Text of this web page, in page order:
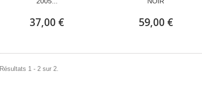
37,00 € 59,00 €
Résultats 1 - 2 sur 2.